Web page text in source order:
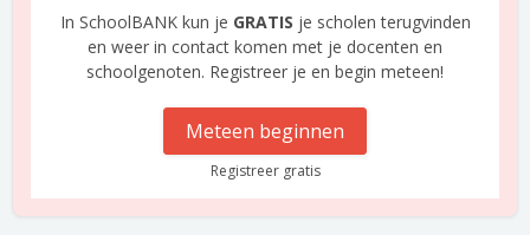
In SchoolBANK kun je GRATIS je scholen terugvinden
en weer in contact komen met je docenten en
schoolgenoten. Registreer je en begin meteen!
Meteen beginnen
Registreer gratis